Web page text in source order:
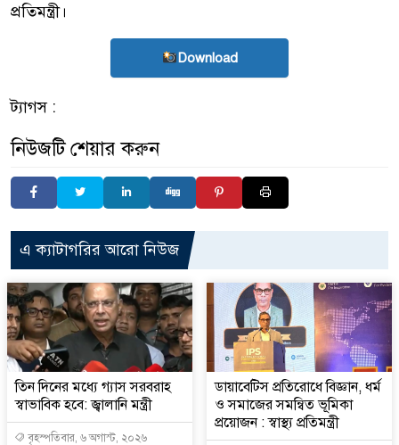
প্রতিমন্ত্রী।
Download
ট্যাগস :
নিউজটি শেয়ার করুন
এ ক্যাটাগরির আরো নিউজ
তিন দিনের মধ্যে গ্যাস সরবরাহ
স্বাভাবিক হবে: জ্বালানি মন্ত্রী
বৃহস্পতিবার, ৬ অগাস্ট, ২০২৬
ডায়াবেটিস প্রতিরোধে বিজ্ঞান, ধর্ম
ও সমাজের সমন্বিত ভূমিকা
প্রয়োজন : স্বাস্থ্য প্রতিমন্ত্রী